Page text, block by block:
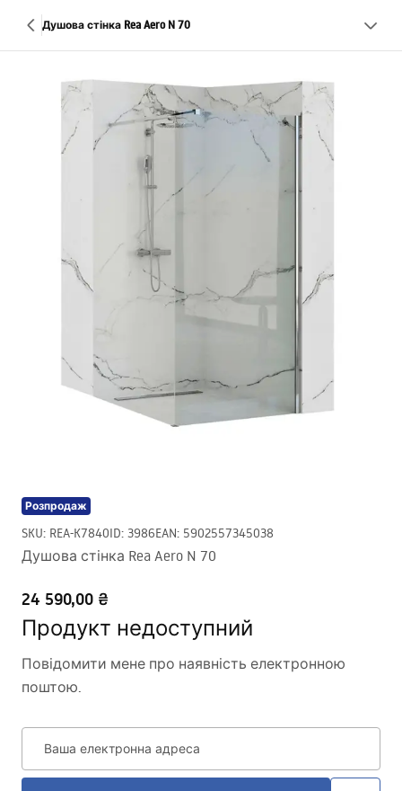
Душова стінка Rea Aero N 70
Розпродаж
SKU: REA-K7840ID: 3986EAN: 5902557345038
Душова стінка Rea Aero N 70
24 590,00 ₴
Продукт недоступний
Повідомити мене про наявність електронною
поштою.
Ваша електронна адреса